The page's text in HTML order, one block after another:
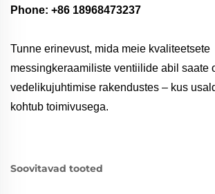
Phone: +86 18968473237
Tunne erinevust, mida meie kvaliteetsete
messingkeraamiliste ventiilide abil saate
vedelikujuhtimise rakendustes – kus
kohtub toimivusega.
Soovitavad tooted